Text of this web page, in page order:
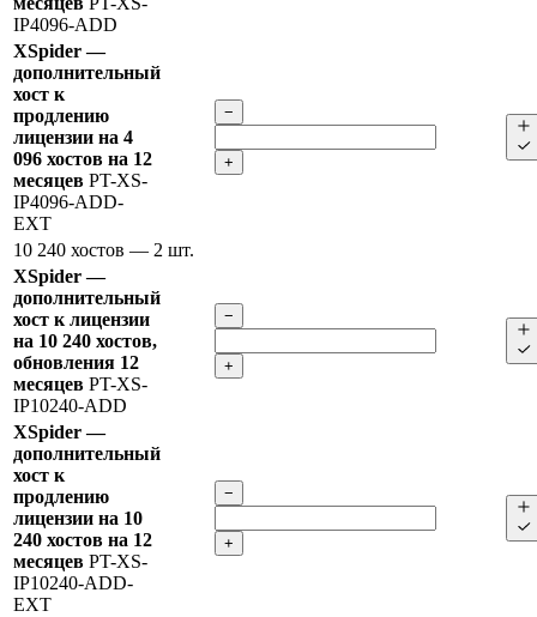
IP4096-ADD
XSpider —
дополнительный
хост к
продлению
лицензии на 4
096 хостов на 12
месяцев PT-XS-
IP4096-ADD-
EXT
−
+
10 240 хостов — 2 шт.
XSpider —
дополнительный
хост к лицензии
на 10 240 хостов,
обновления 12
месяцев PT-XS-
IP10240-ADD
−
+
XSpider —
дополнительный
хост к
продлению
лицензии на 10
240 хостов на 12
месяцев PT-XS-
IP10240-ADD-
EXT
−
+